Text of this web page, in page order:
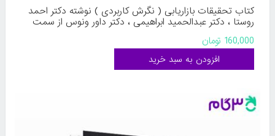
کتاب تحقیقات بازاریابی ( نگرش کاربردی ) نوشته دکتر احمد
روستا ، دکتر عبدالحمید ابراهیمی ، دکتر داور ونوس از سمت
کد کتاب: 163
160,000 تومان